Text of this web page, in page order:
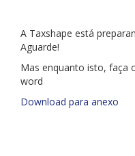
A Taxshape está
Aguarde!
Mas enquanto isto, faça
word
Download para anexo